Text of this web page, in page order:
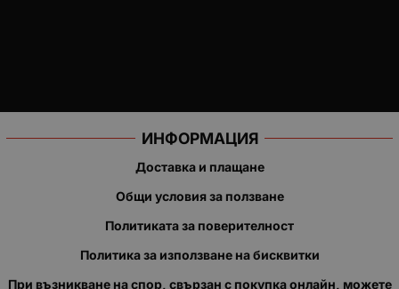
ИНФОРМАЦИЯ
Доставка и плащане
Общи условия за ползване
Политиката за поверителност
Политика за използване на бисквитки
При възникване на спор, свързан с покупка онлайн, можете